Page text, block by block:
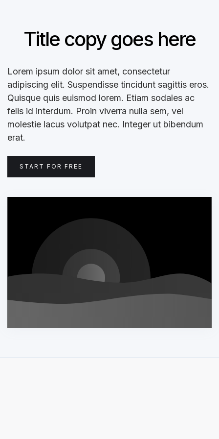
Title copy goes here
Lorem ipsum dolor sit amet, consectetur
adipiscing elit. Suspendisse tincidunt sagittis eros.
Quisque quis euismod lorem. Etiam sodales ac
felis id interdum. Proin viverra nulla sem, vel
molestie lacus volutpat nec. Integer ut bibendum
erat.
START FOR FREE